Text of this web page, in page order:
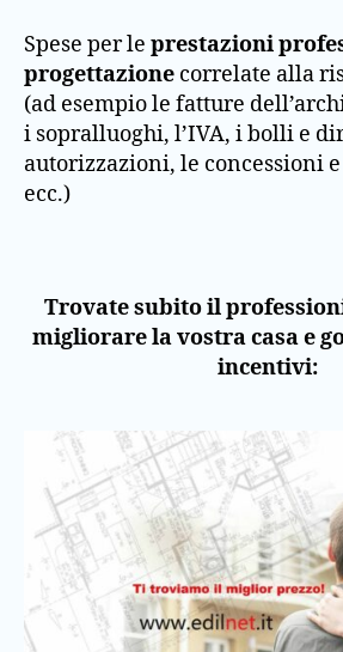
Spese per le prestazioni
progettazione correlate alla
(ad esempio le fatture
i sopralluoghi, l’IVA, i bolli e
autorizzazioni, le concessioni
ecc.)
Trovate subito il
migliorare la vostra casa e
incentivi: